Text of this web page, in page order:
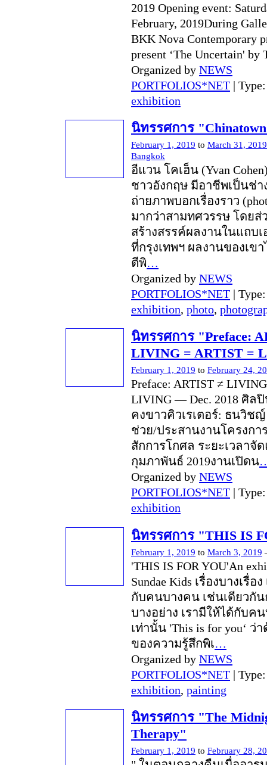
2019 Opening event:
February, 2019During
BKK Nova Contemporary
present ‘The Uncertain' by
Organized by NEWS
PORTFOLIOS*NET |
exhibition
นิทรรศการ
February 1, 2019 to March 31, 2019
Bangkok
อีแวน โคเฮ็น (Yvan
ชาวอังกฤษ มีอาชีพเป็นช่า
ถ่ายภาพบอกเรื่องราว
มากว่าสามทศวรรษ โดย
สร้างสรรค์ผลงานในแถบ
ที่กรุงเทพฯ ผลงานของเข
ตีพิ…
Organized by NEWS
PORTFOLIOS*NET |
exhibition, photo,
นิทรรศการ "Preface:
LIVING = ARTIST =
February 1, 2019 to February 24,
Preface: ARTIST ≠
LIVING — Dec. 2018 ศิล
คงขาวคิวเรเตอร์: ธนวิช
ช่วย/ประสานงานโครงก
สักการโกศล ระยะเวลาจัด
กุมภาพันธ์ 2019งานเปิดน
Organized by NEWS
PORTFOLIOS*NET |
exhibition
นิทรรศการ "THIS IS
February 1, 2019 to March 3, 2019
'THIS IS FOR YOU'An
Sundae Kids เรื่องบางเรื่อ
กับคนบางคน เช่นเดียวกั
บางอย่าง เรามีให้ได้กับค
เท่านั้น 'This is for you‘ ว่
ของความรู้สึกพิเ…
Organized by NEWS
PORTFOLIOS*NET |
exhibition, painting
นิทรรศการ "The
Therapy"
February 1, 2019 to February 28,